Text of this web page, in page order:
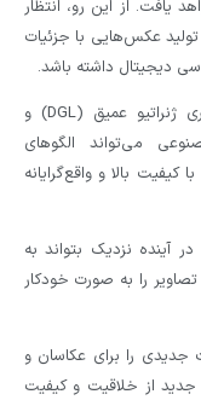
از این رو، انتظار
قادر به تولید عکس‌هایی با جزئیات
دیجیتال داشته باشد.
با استفاده از تکنولوژی‌های پیشرو مانند یادگیری ژنراتیو عمیق (DGL) و
می‌تواند الگوهای
بالا و واقع‌گرایانه
آینده نزدیک بتواند به
را به صورت خودکار
جدیدی را برای عکاسان و
از خلاقیت و کیفیت